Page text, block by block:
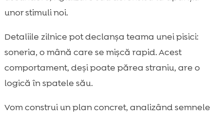
înseamnă și cum se manifestă în viața de zi
cu zi
Greșeli comune pe care le facem când vine
Cum pregătim casa înainte de a veni
musafiri
Tehnici blânde de desensibilizare și contra-
unor stimuli noi.
Detaliile zilnice pot declanșa teama unei pisici:
soneria, o mână care se mișcă rapid. Acest
comportament, deși poate părea straniu, are o
logică în spatele său.
Vom construi un plan concret, analizând semnele